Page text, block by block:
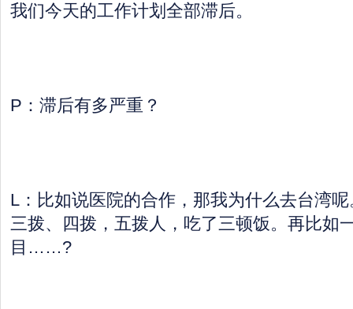
我们今天的工作计划全部滞后。
P：滞后有多严重？
L：比如说医院的合作，那我为什么去台湾
三拨、四拨，五拨人，吃了三顿饭。再比如
目……?